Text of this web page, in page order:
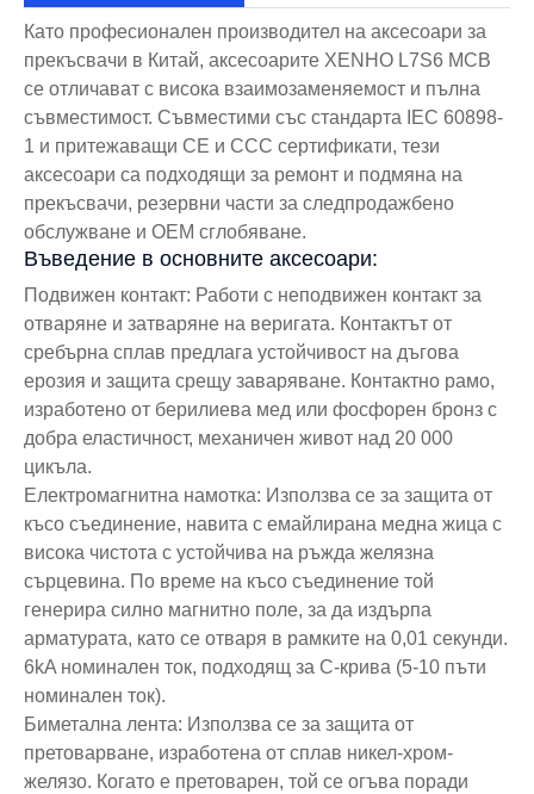
Като професионален производител на аксесоари за
прекъсвачи в Китай, аксесоарите XENHO L7S6 MCB
се отличават с висока взаимозаменяемост и пълна
съвместимост. Съвместими със стандарта IEC 60898-
1 и притежаващи CE и CCC сертификати, тези
аксесоари са подходящи за ремонт и подмяна на
прекъсвачи, резервни части за следпродажбено
обслужване и OEM сглобяване.
Въведение в основните аксесоари:
Подвижен контакт: Работи с неподвижен контакт за
отваряне и затваряне на веригата. Контактът от
сребърна сплав предлага устойчивост на дъгова
ерозия и защита срещу заваряване. Контактно рамо,
изработено от берилиева мед или фосфорен бронз с
добра еластичност, механичен живот над 20 000
цикъла.
Електромагнитна намотка: Използва се за защита от
късо съединение, навита с емайлирана медна жица с
висока чистота с устойчива на ръжда желязна
сърцевина. По време на късо съединение той
генерира силно магнитно поле, за да издърпа
арматурата, като се отваря в рамките на 0,01 секунди.
6kA номинален ток, подходящ за C-крива (5-10 пъти
номинален ток).
Биметална лента: Използва се за защита от
претоварване, изработена от сплав никел-хром-
желязо. Когато е претоварен, той се огъва поради